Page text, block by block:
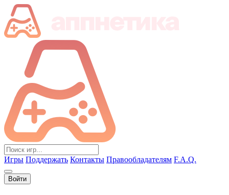
Игры Поддержать Контакты Правообладателям F.A.Q.
Войти